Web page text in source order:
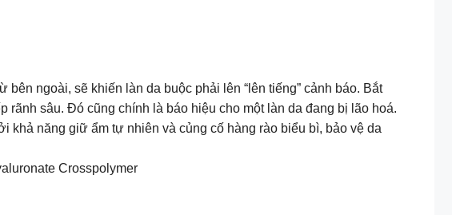
ngoài, sẽ khiến làn da buộc phải lên “lên tiếng” cảnh báo. Bắt
rãnh sâu. Đó cũng chính là báo hiệu cho một làn da đang bị lão hoá.
khả năng giữ ẩm tự nhiên và củng cố hàng rào biểu bì, bảo vệ da
Crosspolymer